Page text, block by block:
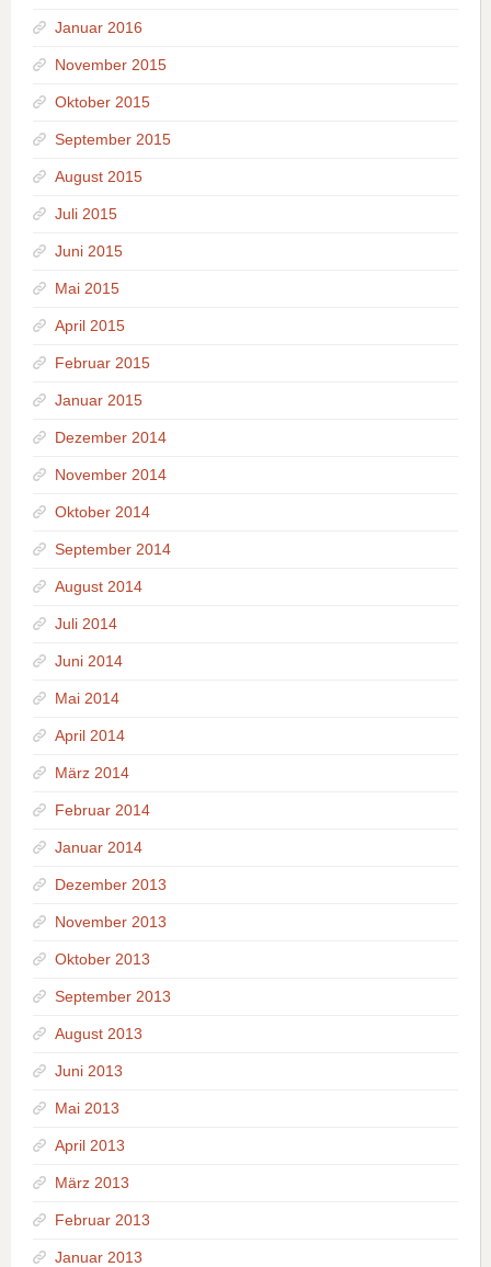
Januar 2016
November 2015
Oktober 2015
September 2015
August 2015
Juli 2015
Juni 2015
Mai 2015
April 2015
Februar 2015
Januar 2015
Dezember 2014
November 2014
Oktober 2014
September 2014
August 2014
Juli 2014
Juni 2014
Mai 2014
April 2014
März 2014
Februar 2014
Januar 2014
Dezember 2013
November 2013
Oktober 2013
September 2013
August 2013
Juni 2013
Mai 2013
April 2013
März 2013
Februar 2013
Januar 2013